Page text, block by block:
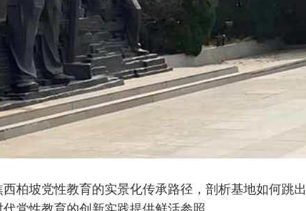
柏坡党性教育的实景化传承路径，剖析基地如何跳出